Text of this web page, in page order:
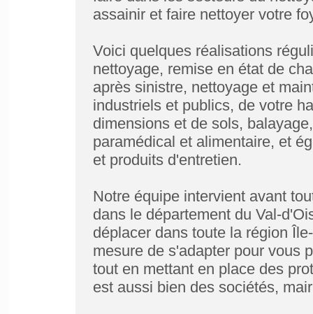
assainir et faire nettoyer votre
Voici quelques réalisations
nettoyage, remise en état de
après sinistre, nettoyage et
industriels et publics, de votre
dimensions et de sols,
paramédical et alimentaire, et
et produits d'entretien.
Notre équipe intervient avant
dans le département du Val-
déplacer dans toute la région
mesure de s'adapter pour vous
tout en mettant en place des
est aussi bien des sociétés,